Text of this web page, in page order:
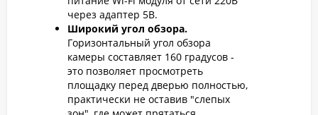
через адаптер 5В.
Широкий угол обзора.
Горизонтальный угол обзора
камеры составляет 160 градусов -
это позволяет просмотреть
площадку перед дверью полностью,
практически не оставив "слепых